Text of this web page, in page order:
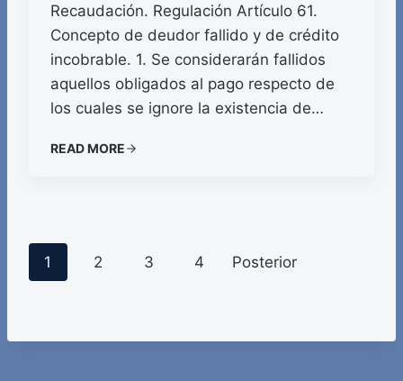
Recaudación. Regulación Artículo 61.
Concepto de deudor fallido y de crédito
incobrable. 1. Se considerarán fallidos
aquellos obligados al pago respecto de
los cuales se ignore la existencia de…
READ MORE
s
1 2 3 4 Posterior